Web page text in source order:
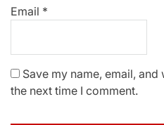
Email *
Save my name, email,
the next time I comment.